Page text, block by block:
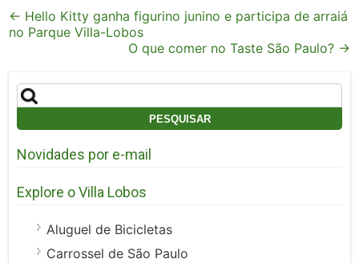
Post
navigation
← Hello Kitty ganha figurino junino e participa de arraiá
no Parque Villa-Lobos
O que comer no Taste São Paulo? →
Pesquisar
por:
Novidades por e-mail
Explore o Villa Lobos
Aluguel de Bicicletas
Carrossel de São Paulo